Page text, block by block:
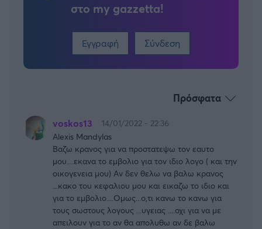
στο my gazzetta!
Εγγραφή Σύνδεση
Πρόσφατα
voskos13
14/01/2022 - 22:36
Alexis Mandylas
Βαζω κρανος για να προστατεψω τον εαυτο
μου....εκανα το εμβολιο για τον ιδιο λογο ( και την
οικογενεια μου) Αν δεν θελω να βαλω κρανος
...κακο του κεφαλιου μου και εικαζω το ιδιο και
για το εμβολιο....Ομως...ο,τι κανω το κανω για
τους σωστους λογους ...υγειας ....οχι για να με
απειλουν για το αν θα απολυθω αν δε βαλω